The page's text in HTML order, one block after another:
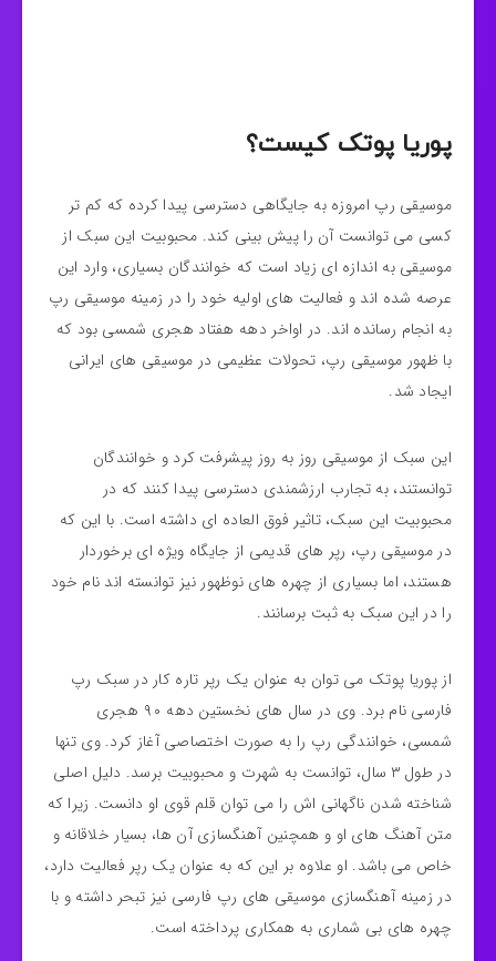
پوریا پوتک کیست؟
موسیقی رپ امروزه به جایگاهی دسترسی پیدا کرده که کم تر
کسی می توانست آن را پیش بینی کند. محبوبیت این سبک از
موسیقی به اندازه ای زیاد است که خوانندگان بسیاری، وارد این
عرصه شده اند و فعالیت های اولیه خود را در زمینه موسیقی رپ
به انجام رسانده اند. در اواخر دهه هفتاد هجری شمسی بود که
با ظهور موسیقی رپ، تحولات عظیمی در موسیقی های ایرانی
ایجاد شد.
این سبک از موسیقی روز به روز پیشرفت کرد و خوانندگان
توانستند، به تجارب ارزشمندی دسترسی پیدا کنند که در
محبوبیت این سبک، تاثیر فوق العاده ای داشته است. با این که
در موسیقی رپ، رپر های قدیمی از جایگاه ویژه ای برخوردار
هستند، اما بسیاری از چهره های نوظهور نیز توانسته اند نام خود
را در این سبک به ثبت برسانند.
از پوریا پوتک می توان به عنوان یک رپر تاره کار در سبک رپ
فارسی نام برد. وی در سال های نخستین دهه ۹۰ هجری
شمسی، خوانندگی رپ را به صورت اختصاصی آغاز کرد. وی تنها
در طول ۳ سال، توانست به شهرت و محبوبیت برسد. دلیل اصلی
شناخته شدن ناگهانی اش را می توان قلم قوی او دانست. زیرا که
متن آهنگ های او و همچنین آهنگسازی آن ها، بسیار خلاقانه و
خاص می باشد. او علاوه بر این که به عنوان یک رپر فعالیت دارد،
در زمینه آهنگسازی موسیقی های رپ فارسی نیز تبحر داشته و با
چهره های بی شماری به همکاری پرداخته است.